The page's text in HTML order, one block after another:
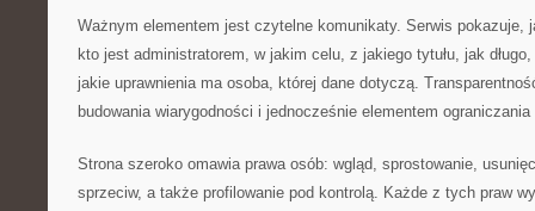
Ważnym elementem jest czytelne komunikaty. Serwis pokazuje,
kto jest administratorem, w jakim celu, z jakiego tytułu, jak
jakie uprawnienia ma osoba, której dane dotyczą.
budowania wiarygodności i jednocześnie elementem
Strona szeroko omawia prawa osób: wgląd, sprostowanie,
sprzeciw, a także profilowanie pod kontrolą. Każde z tych praw